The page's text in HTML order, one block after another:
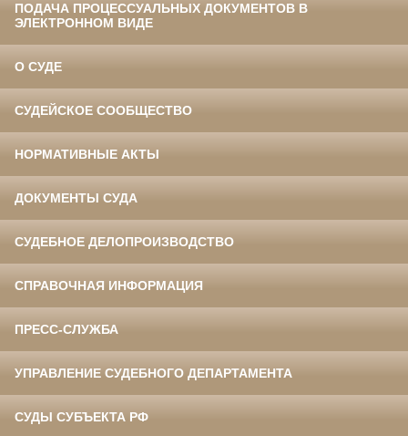
ПОДАЧА ПРОЦЕССУАЛЬНЫХ ДОКУМЕНТОВ В
ЭЛЕКТРОННОМ ВИДЕ
О СУДЕ
СУДЕЙСКОЕ СООБЩЕСТВО
НОРМАТИВНЫЕ АКТЫ
ДОКУМЕНТЫ СУДА
СУДЕБНОЕ ДЕЛОПРОИЗВОДСТВО
СПРАВОЧНАЯ ИНФОРМАЦИЯ
ПРЕСС-СЛУЖБА
УПРАВЛЕНИЕ СУДЕБНОГО ДЕПАРТАМЕНТА
СУДЫ СУБЪЕКТА РФ